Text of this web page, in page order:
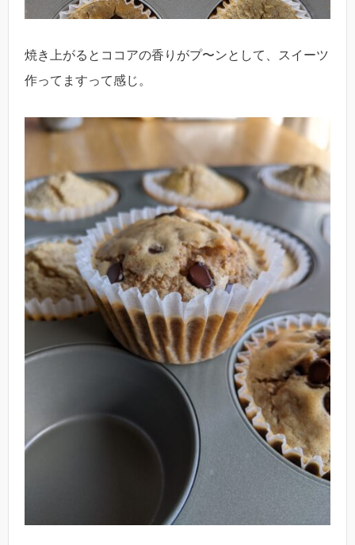
焼き上がるとココアの香りがプ〜ンとして、スイーツ
作ってますって感じ。